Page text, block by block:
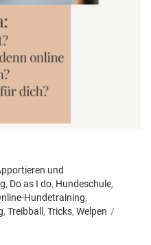
und
, Do as I do, Hundeschule,
Hundetraining,
, Treibball, Tricks, Welpen